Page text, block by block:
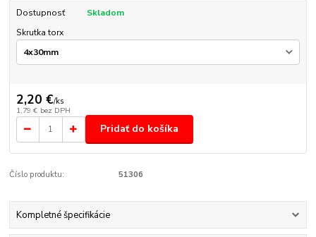
Dostupnosť
Skladom
Skrutka torx
2,20 €/ks
1,79 € bez DPH
Pridať do košíka
Číslo produktu: 51306
Kompletné špecifikácie